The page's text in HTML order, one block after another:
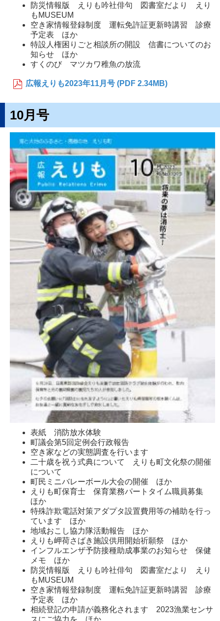
防災情報版 えりも吟社俳句 図書室だより えり
もMUSEUM
空き家情報登録制度 運転免許証更新時講習 診療
予定表 ほか
特設人権困りごと相談所の開設 信書についてのお
知らせ ほか
すくのび マツカワ稚魚の放流
広報えりも2023年11月号 (PDF 2.34MB)
10月号
表紙 消防放水体験
町議会第5回定例会行政報告
空き家などの実態調査を行います
二十歳を祝う式典について えりも町文化祭の開催
について
町民ミニバレーボール大会の開催 ほか
えりも町保育士 保育業務パートタイム職員募集
ほか
特殊詐欺電話対策アダプタ設置費用等の補助を行っ
ています ほか
地域おこし協力隊活動報告 ほか
えりも岬荷さばき施設供用開始祈願祭 ほか
インフルエンザ予防接種助成事業のお知らせ 保健
メモ ほか
防災情報版 えりも吟社俳句 図書室だより えり
もMUSEUM
空き家情報登録制度 運転免許証更新時講習 診療
予定表 ほか
相続登記の申請が義務化されます 2023漁業センサ